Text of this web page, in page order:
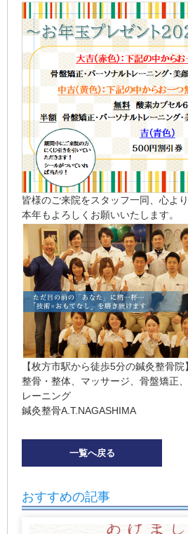
皆様のご来院をスタッフ一同、心よ
本年もよろしくお願いいたします。
【枚方市駅から徒歩5分の鍼灸整骨院】
整骨・整体、マッサージ、骨盤矯正
レーニング
鍼灸整骨A.T.NAGASHIMA
一覧へ戻る
おすすめの記事